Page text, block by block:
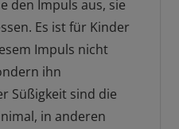
den Impuls aus, sie
Es ist für Kinder
Impuls nicht
ihn
Süßigkeit sind die
in anderen